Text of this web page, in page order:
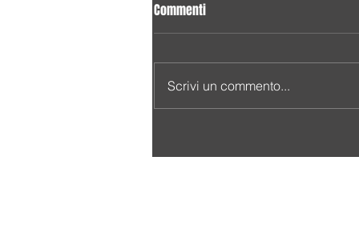
Commenti
Scrivi un commento...